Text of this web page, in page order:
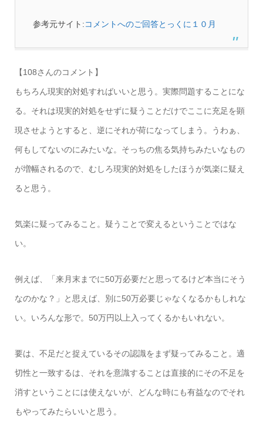
参考元サイト:コメントへのご回答とっくに１０月
【108さんのコメント】
もちろん現実的対処すればいいと思う。実際問題することにな
る。それは現実的対処をせずに疑うことだけでここに充足を顕
現させようとすると、逆にそれが荷になってしまう。うわぁ、
何もしてないのにみたいな。そっちの焦る気持ちみたいなもの
が増幅されるので、むしろ現実的対処をしたほうが気楽に疑え
ると思う。
気楽に疑ってみること。疑うことで変えるということではな
い。
例えば、「来月末までに50万必要だと思ってるけど本当にそう
なのかな？」と思えば、別に50万必要じゃなくなるかもしれな
い。いろんな形で。50万円以上入ってくるかもいれない。
要は、不足だと捉えているその認識をまず疑ってみること。適
切性と一致するは、それを意識することは直接的にその不足を
消すということには使えないが、どんな時にも有益なのでそれ
もやってみたらいいと思う。